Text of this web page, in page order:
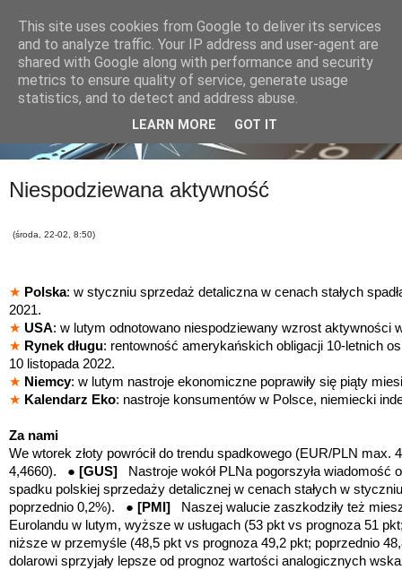
Niespodziewana aktywność
(środa, 22-02, 8:50)
★ Polska: w styczniu sprzedaż detaliczna w cenach stałych
2021.
★ USA: w lutym odnotowano niespodziewany wzrost aktywności
★ Rynek długu: rentowność amerykańskich obligacji 10-letnich
10 listopada 2022.
★ Niemcy: w lutym nastroje ekonomiczne poprawiły się piąty
★ Kalendarz Eko: nastroje konsumentów w Polsce, niemiecki
Za nami
We wtorek złoty powrócił do trendu spadkowego (EUR/PLN max.
4,4660). ● [GUS] Nastroje wokół PLNa pogorszyła wiadomość
spadku polskiej sprzedaży detalicznej w cenach stałych w
poprzednio 0,2%). ● [PMI] Naszej walucie zaszkodziły też
Eurolandu w lutym, wyższe w usługach (53 pkt vs prognoza 51
niższe w przemyśle (48,5 pkt vs prognoza 49,2 pkt; poprzednio
dolarowi sprzyjały lepsze od prognoz wartości analogicznych
This site uses cookies from Google to deliver its services
and to analyze traffic. Your IP address and user-agent are
shared with Google along with performance and security
metrics to ensure quality of service, generate usage
statistics, and to detect and address abuse.
LEARN MORE GOT IT